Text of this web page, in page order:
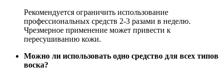
Рекомендуется ограничить использование
профессиональных средств 2-3 разами в неделю.
Чрезмерное применение может привести к
пересушиванию кожи.
Можно ли использовать одно средство для всех типов
воска?